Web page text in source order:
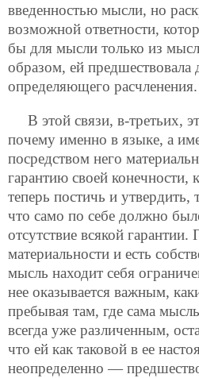
введенностью мысли, но
возможной ответности,
бы для мысли только из
образом, ей предшествовала
определяющего расчленения.
В этой связи, в-третьих,
почему именно в языке, а
посредством него
гарантию своей конечности,
теперь постичь и утвердить,
что само по себе должно
отсутствие всякой гарантии.
материальности и есть
мысль находит себя
нее оказывается важным,
пребывая там, где сама
всегда уже различенным,
что ей как таковой в ее
неопределенно —